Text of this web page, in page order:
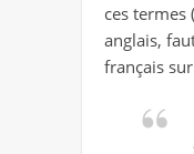
ces termes
anglais,
français